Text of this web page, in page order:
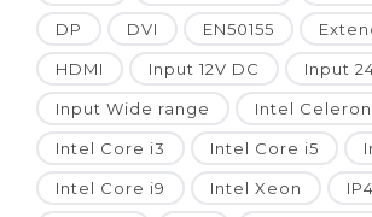
DP DVI EN50155
HDMI Input 12V DC Input
Input Wide range Intel Celeron
Intel Core i3 Intel Core i5
Intel Core i9 Intel Xeon